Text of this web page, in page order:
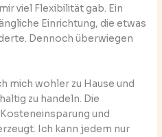
viel Flexibilität gab. Ein
Einrichtung, die etwas
Dennoch überwiegen
mich wohler zu Hause und
zu handeln. Die
und
Ich kann jedem nur